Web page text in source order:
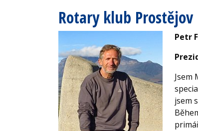
Rotary klub Prostějov
Petr
Jsem
jsem